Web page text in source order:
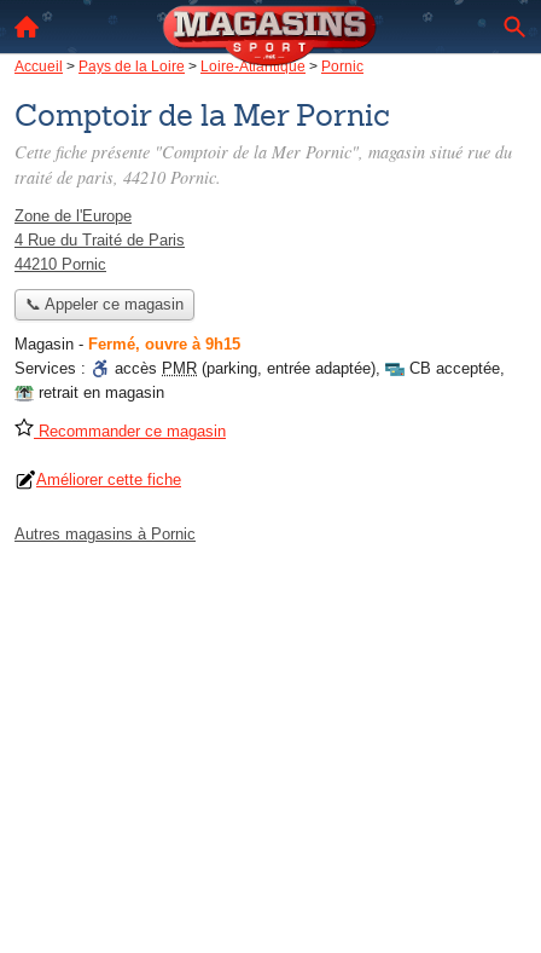
Accueil > Pays de la Loire > Loire-Atlantique > Pornic
Comptoir de la Mer Pornic
Cette fiche présente "Comptoir de la Mer Pornic", magasin situé rue du
traité de paris, 44210 Pornic.
Zone de l'Europe
4 Rue du Traité de Paris
44210 Pornic
📞 Appeler ce magasin
Magasin - Fermé, ouvre à 9h15
Services :
accès PMR (parking, entrée adaptée), CB acceptée,
retrait en magasin
Recommander ce magasin
Améliorer cette fiche
Autres magasins à Pornic